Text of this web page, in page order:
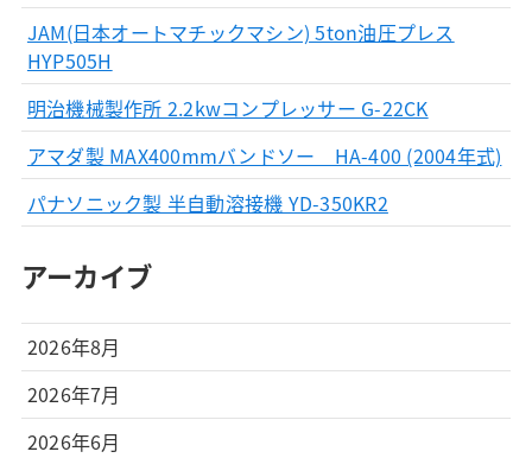
JAM(日本オートマチックマシン) 5ton油圧プレス
HYP505H
明治機械製作所 2.2kwコンプレッサー G-22CK
アマダ製 MAX400mmバンドソー HA-400 (2004年式)
パナソニック製 半自動溶接機 YD-350KR2
アーカイブ
2026年8月
2026年7月
2026年6月